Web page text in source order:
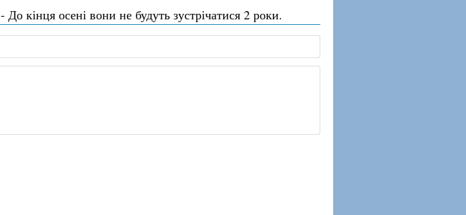
- До кінця осені вони не будуть зустрічатися 2 роки.